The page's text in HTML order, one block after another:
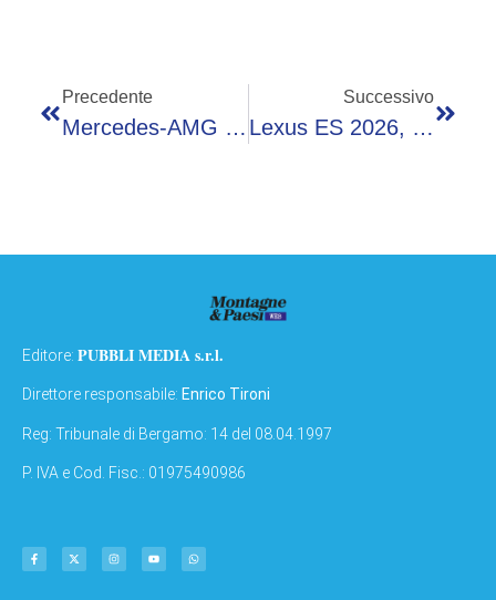
Precedente
Mercedes-AMG GLE 53 E GLE 53 HYBRID: Più Potenza E Tecnologia
Successivo
Lexus ES 2026, La Berlina Di Lusso Guarda Al Futuro
Editore: PUBBLI MEDIA s.r.l.
Direttore responsabile: Enrico Tironi
Reg: Tribunale di Bergamo: 14 del 08.04.1997
P. IVA e Cod. Fisc.: 01975490986